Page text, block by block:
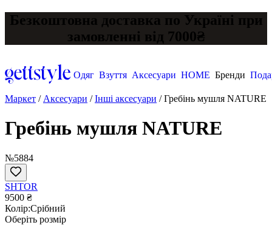
Безкоштовна доставка по Україні при
замовленні від 7000₴
Одяг Взуття Аксесуари HOME Бренди
Маркет / Аксесуари /Інші аксесуари /Гребінь мушля NATURE
Гребінь мушля NATURE
№5884
SHTOR
9500 ₴
Колір:Срібний
Оберіть розмір